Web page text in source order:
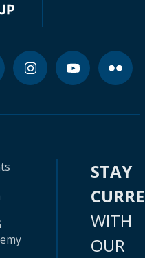
STAY
WITH
OUR